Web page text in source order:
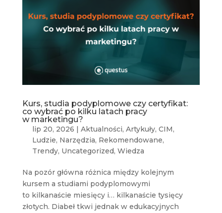
Kurs, studia podyplomowe czy certyfikat:
co wybrać po kilku latach pracy
w marketingu?
lip 20, 2026 | Aktualności, Artykuły, CIM,
Ludzie, Narzędzia, Rekomendowane,
Trendy, Uncategorized, Wiedza
Na pozór główna różnica między kolejnym
kursem a studiami podyplomowymi
to kilkanaście miesięcy i… kilkanaście tysięcy
złotych. Diabeł tkwi jednak w edukacyjnych